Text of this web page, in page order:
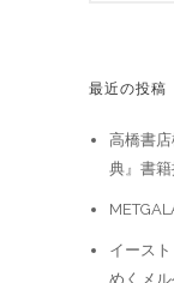
最近の投稿
高橋書
典』書
イース
めくメ